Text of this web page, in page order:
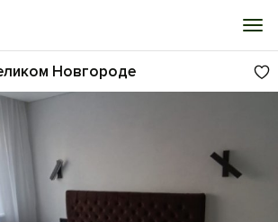
Новгороде